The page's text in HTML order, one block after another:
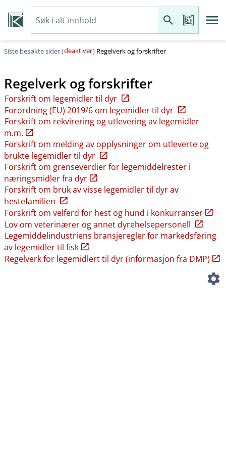
Siste besøkte sider (deaktiver) Regelverk og forskrifter
Regelverk og forskrifter
Forskrift om legemidler til dyr
Forordning (EU) 2019/6 om legemidler til dyr
Forskrift om rekvirering og utlevering av legemidler
m.m.
Forskrift om melding av opplysninger om utleverte og
brukte legemidler til dyr
Forskrift om grenseverdier for legemiddelrester i
næringsmidler fra dyr
Forskrift om bruk av visse legemidler til dyr av
hestefamilien
Forskrift om velferd for hest og hund i konkurranser
Lov om veterinærer og annet dyrehelsepersonell
Legemiddelindustriens bransjeregler for markedsføring
av legemidler til fisk
Regelverk for legemidlert til dyr (informasjon fra DMP)